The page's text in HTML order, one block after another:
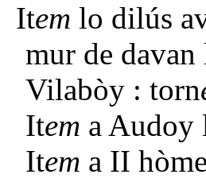
Item lo dilús
mur de
Vilabòy : torn
Item a
Item a II